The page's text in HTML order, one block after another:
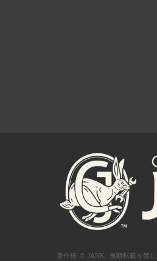
著作権 © JANK. 無断転載を禁じ